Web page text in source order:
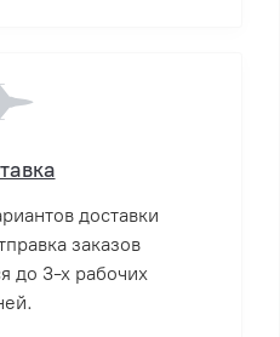
доставки
заказов
до 3-х рабочих